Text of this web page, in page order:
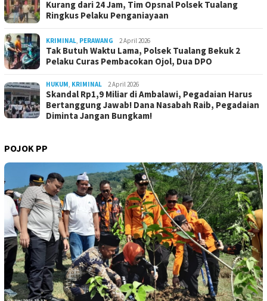
Kurang dari 24 Jam, Tim Opsnal Polsek Tualang
Ringkus Pelaku Penganiayaan
KRIMINAL, PERAWANG 2 April 2026
Tak Butuh Waktu Lama, Polsek Tualang Bekuk 2
Pelaku Curas Pembacokan Ojol, Dua DPO
HUKUM, KRIMINAL 2 April 2026
Skandal Rp1,9 Miliar di Ambalawi, Pegadaian Harus
Bertanggung Jawab! Dana Nasabah Raib, Pegadaian
Diminta Jangan Bungkam!
POJOK PP